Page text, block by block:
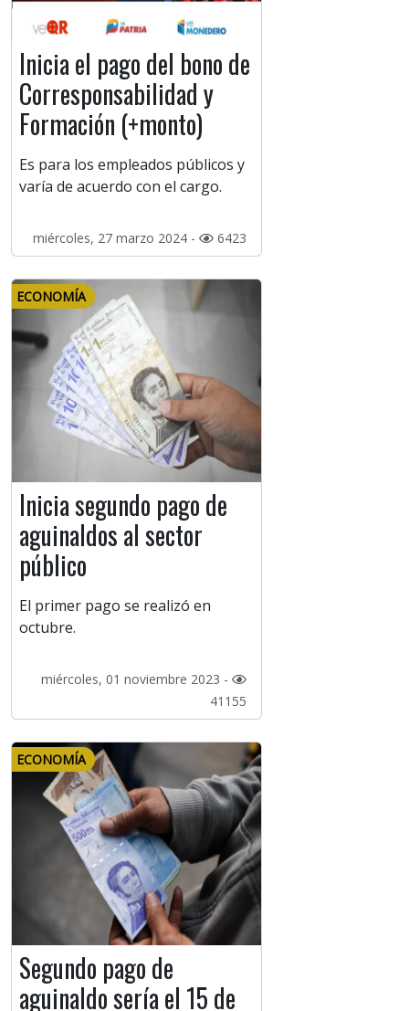
Inicia el pago del bono de
Corresponsabilidad y
Formación (+monto)
Es para los empleados públicos y
varía de acuerdo con el cargo.
miércoles, 27 marzo 2024 - 6423
ECONOMÍA
Inicia segundo pago de
aguinaldos al sector
público
El primer pago se realizó en
octubre.
miércoles, 01 noviembre 2023 -
41155
ECONOMÍA
Segundo pago de
aguinaldo sería el 15 de